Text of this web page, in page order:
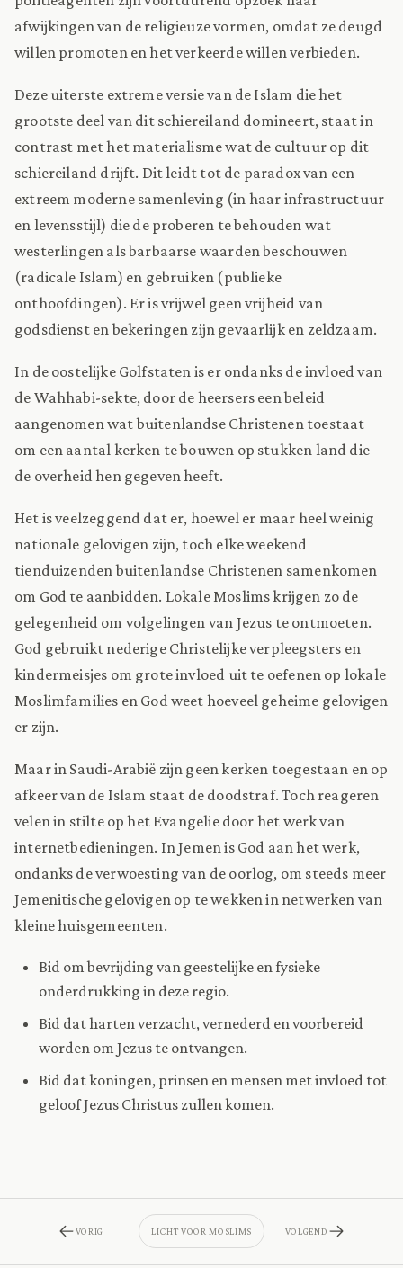
afwijkingen van de religieuze vormen, omdat ze deugd
willen promoten en het verkeerde willen verbieden.
Deze uiterste extreme versie van de Islam die het
grootste deel van dit schiereiland domineert, staat in
contrast met het materialisme wat de cultuur op dit
schiereiland drijft. Dit leidt tot de paradox van een
extreem moderne samenleving (in haar infrastructuur
en levensstijl) die de proberen te behouden wat
westerlingen als barbaarse waarden beschouwen
(radicale Islam) en gebruiken (publieke
onthoofdingen). Er is vrijwel geen vrijheid van
godsdienst en bekeringen zijn gevaarlijk en zeldzaam.
In de oostelijke Golfstaten is er ondanks de invloed van
de Wahhabi-sekte, door de heersers een beleid
aangenomen wat buitenlandse Christenen toestaat
om een aantal kerken te bouwen op stukken land die
de overheid hen gegeven heeft.
Het is veelzeggend dat er, hoewel er maar heel weinig
nationale gelovigen zijn, toch elke weekend
tienduizenden buitenlandse Christenen samenkomen
om God te aanbidden. Lokale Moslims krijgen zo de
gelegenheid om volgelingen van Jezus te ontmoeten.
God gebruikt nederige Christelijke verpleegsters en
kindermeisjes om grote invloed uit te oefenen op lokale
Moslimfamilies en God weet hoeveel geheime gelovigen
er zijn.
Maar in Saudi-Arabië zijn geen kerken toegestaan en op
afkeer van de Islam staat de doodstraf. Toch reageren
velen in stilte op het Evangelie door het werk van
internetbedieningen. In Jemen is God aan het werk,
ondanks de verwoesting van de oorlog, om steeds meer
Jemenitische gelovigen op te wekken in netwerken van
kleine huisgemeenten.
Bid om bevrijding van geestelijke en fysieke
onderdrukking in deze regio.
Bid dat harten verzacht, vernederd en voorbereid
worden om Jezus te ontvangen.
Bid dat koningen, prinsen en mensen met invloed tot
geloof Jezus Christus zullen komen.
VORIG LICHT VOOR MOSLIMS VOLGEND